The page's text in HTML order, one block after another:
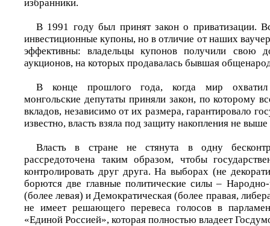
избранники.
В 1991 году был принят закон о приватизации.
инвестиционные купоны, но в отличие от наших
эффективны: владельцы купонов получили свою
аукционов, на которых продавалась бывшая
В конце прошлого года, когда мир охватил
монгольские депутаты приняли закон, по которому
вкладов, независимо от их размера, гарантировало
известно, власть взяла под защиту накопления не
Власть в стране не стянута в одну
рассредоточена таким образом, чтобы
контролировать друг друга. На выборах (не
борются две главные политические силы –
(более левая) и Демократическая (более правая,
не имеет решающего перевеса голосов в
«Единой Россией», которая полностью владеет